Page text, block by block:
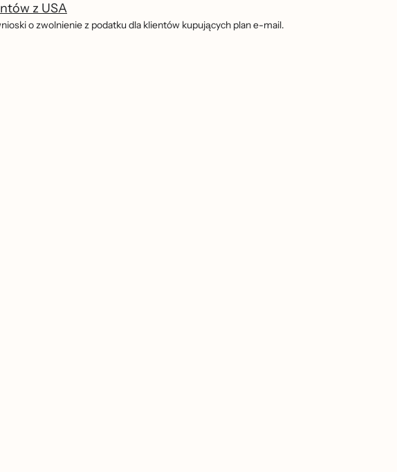
z USA
o zwolnienie z podatku dla klientów kupujących plan e-mail.